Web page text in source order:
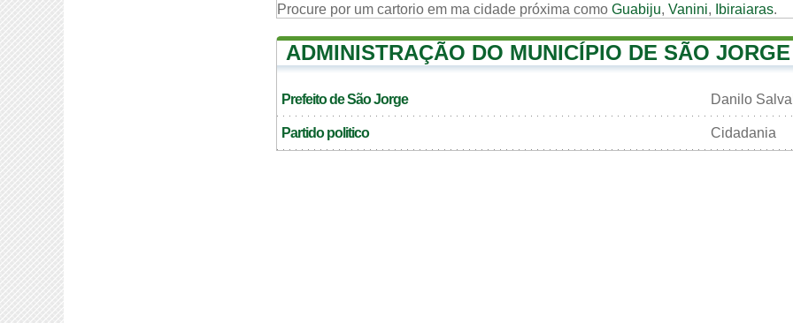
Procure por um cartorio em ma cidade próxima como Guabiju, Vanini, Ibiraiaras.
ADMINISTRAÇÃO DO MUNICÍPIO DE SÃO JORGE
Prefeito de São Jorge Danilo
Partido politico Cidadania